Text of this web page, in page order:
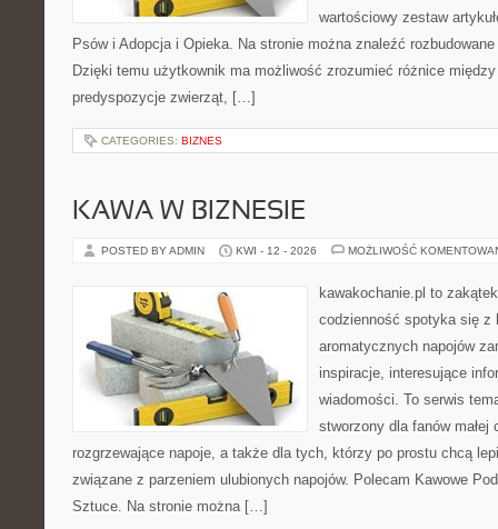
wartościowy zestaw
Psów i Adopcja i Opieka. Na stronie można znaleźć
Dzięki temu użytkownik ma możliwość zrozumieć różnice
predyspozycje zwierząt, […]
CATEGORIES: BIZNES
KAWA W BIZNESIE
POSTED BY ADMIN KWI - 12 - 2026 MOŻLIWOŚĆ
kawakochanie.pl to
codzienność spotyka się z
aromatycznych napojów
inspiracje, interesujące
wiadomości. To serwis
stworzony dla fanów
rozgrzewające napoje, a także dla tych, którzy po prostu chcą
związane z parzeniem ulubionych napojów. Polecam Kawowe
Sztuce. Na stronie można […]